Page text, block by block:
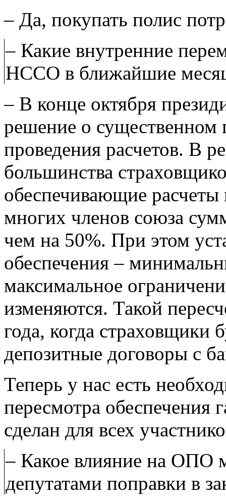
– Да, покупать полис
– Какие внутренние
НССО в ближайшие
– В конце октября
решение о существенном
проведения расчетов. В
большинства
обеспечивающие
многих членов союза
чем на 50%. При этом
обеспечения –
максимальное
изменяются. Такой
года, когда страховщики
депозитные договоры с
Теперь у нас есть
пересмотра обеспечения
сделан для всех
– Какое влияние на ОПО
депутатами поправки в